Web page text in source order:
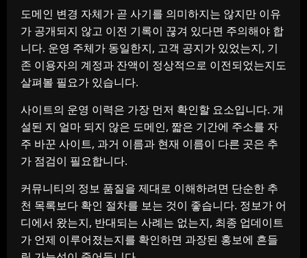
도메인 변경 자체가 곧 사기를 의미하지는 않지만 이유
가 공개되지 않고 이전 기록이 끊겨 있다면 주의해야 합
니다. 운영 주체가 동일한지, 고객 공지가 있었는지, 기
존 이용자의 계정과 잔액이 정상적으로 이전되었는지도
살펴볼 필요가 있습니다.
사이트의 운영 이력은 가장 먼저 확인할 요소입니다. 개
설된 지 얼마 되지 않은 도메인, 짧은 기간에 주소를 자
주 바꾼 사이트, 과거 이름과 현재 이름이 다른 곳은 추
가 점검이 필요합니다.
커뮤니티의 정보 품질을 제대로 이해하려면 단순한 추
천 목록보다 확인 절차를 보는 것이 좋습니다. 정보가 어
디에서 왔는지, 반대되는 사례는 없는지, 최종 업데이트
가 언제 이루어졌는지를 확인하면 과장된 홍보에 흔들